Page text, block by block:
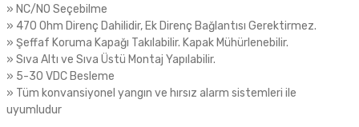
» NC/NO Seçebilme
» 470 Ohm Direnç Dahilidir, Ek Direnç Bağlantısı Gerektirmez.
» Şeffaf Koruma Kapağı Takılabilir. Kapak Mühürlenebilir.
» Sıva Altı ve Sıva Üstü Montaj Yapılabilir.
» 5-30 VDC Besleme
» Tüm konvansiyonel yangın ve hırsız alarm sistemleri ile
uyumludur